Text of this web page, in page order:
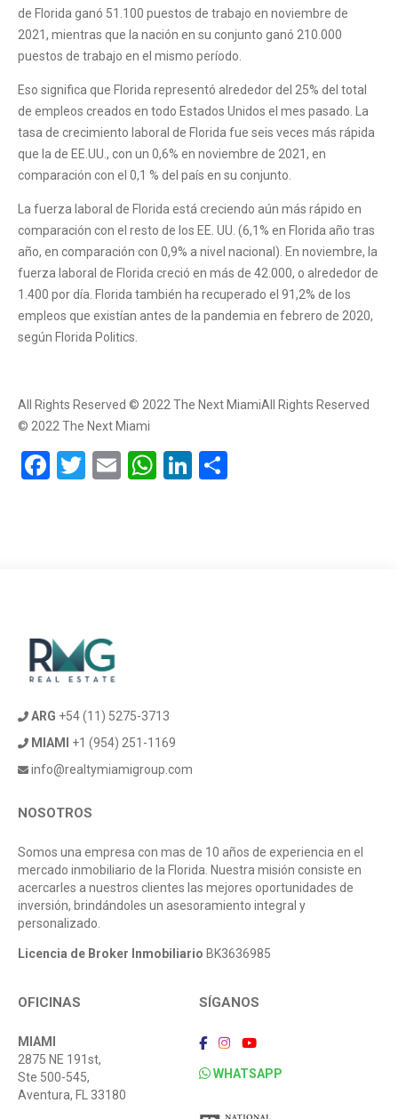
de Florida ganó 51.100 puestos de trabajo en noviembre de
2021, mientras que la nación en su conjunto ganó 210.000
puestos de trabajo en el mismo período.
Eso significa que Florida representó alrededor del 25% del total
de empleos creados en todo Estados Unidos el mes pasado. La
tasa de crecimiento laboral de Florida fue seis veces más rápida
que la de EE.UU., con un 0,6% en noviembre de 2021, en
comparación con el 0,1 % del país en su conjunto.
La fuerza laboral de Florida está creciendo aún más rápido en
comparación con el resto de los EE. UU. (6,1% en Florida año tras
año, en comparación con 0,9% a nivel nacional). En noviembre, la
fuerza laboral de Florida creció en más de 42.000, o alrededor de
1.400 por día. Florida también ha recuperado el 91,2% de los
empleos que existían antes de la pandemia en febrero de 2020,
según Florida Politics.
All Rights Reserved © 2022 The Next MiamiAll Rights Reserved
© 2022 The Next Miami
Facebook
Twitter
EmailWhatsApp
LinkedIn
ARG +54 (11) 5275-3713
MIAMI
+1 (954) 251-1169
info@realtymiamigroup.com
NOSOTROS
Somos una empresa con mas de 10 años de experiencia en el
mercado inmobiliario de la Florida. Nuestra misión consiste en
acercarles a nuestros clientes las mejores oportunidades de
inversión, brindándoles un asesoramiento integral y
personalizado.
Licencia de Broker Inmobiliario BK3636985
OFICINAS
MIAMI
2875 NE 191st,
Ste 500-545,
Aventura, FL 33180
SÍGANOS
WHATSAPP